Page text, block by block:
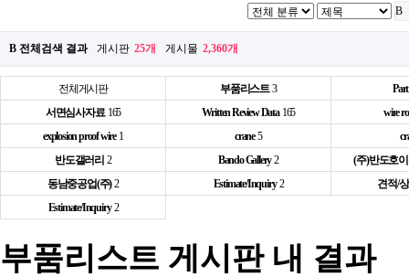
B 전체검색 결과 게시판 25개 게시물 2,360개
전체게시판 부품리스트 3
서면심사자료 165 Written Review Data 165
wire
explosion proof wire 1 crane 5
반도갤러리 2 Bando Gallery 2
(주)반도호
동남중공업(주) 2 Estimate/Inquiry 2
견적/
Estimate/Inquiry 2
부품리스트 게시판 내 결과